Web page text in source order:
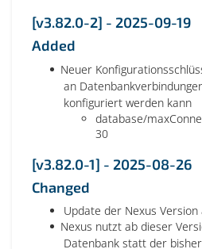
[v3.82.0-2] - 2025-09-19
Added
Neuer
an
konfiguriert werden kann
database/
30
[v3.82.0-1] - 2025-08-26
Changed
Update der Nexus
Nexus nutzt ab dieser
Datenbank statt der